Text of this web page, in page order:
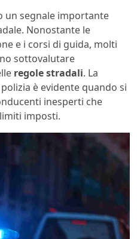
un segnale importante
Nonostante le
e i corsi di guida, molti
sottovalutare
regole stradali. La
è evidente quando si
inesperti che
imposti.